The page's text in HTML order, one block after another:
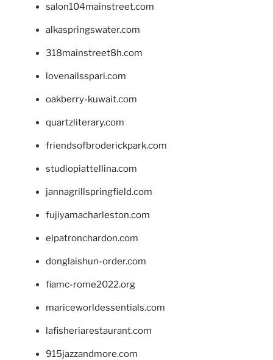
salon104mainstreet.com
alkaspringswater.com
318mainstreet8h.com
lovenailsspari.com
oakberry-kuwait.com
quartzliterary.com
friendsofbroderickpark.com
studiopiattellina.com
jannagrillspringfield.com
fujiyamacharleston.com
elpatronchardon.com
donglaishun-order.com
fiamc-rome2022.org
mariceworldessentials.com
lafisheriarestaurant.com
915jazzandmore.com